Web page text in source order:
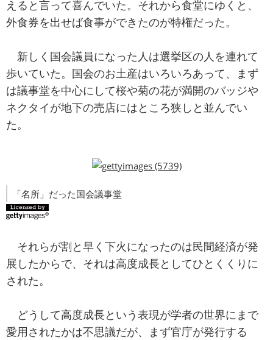
えると言って喜んでいた。それから食堂にゆくと、
外食券を出せば食事ができたのが特権だった。
新しく国会議員になった人は選挙区の人を連れて
歩いていた。国会のお土産はいろいろあって、まず
は議事堂を中心にして桜や菊の花が満開のバッジや
ネクタイが地下の売店にはところ狭しと並んでい
た。
「名所」だった国会議事堂
それらが割と早く下火になったのは民間経済が発
展したからで、それは高度成長としてひとくくりに
された。
どうして高度成長という表現が学者の世界にまで
愛用されたかは不思議だが、まず官庁が発行する